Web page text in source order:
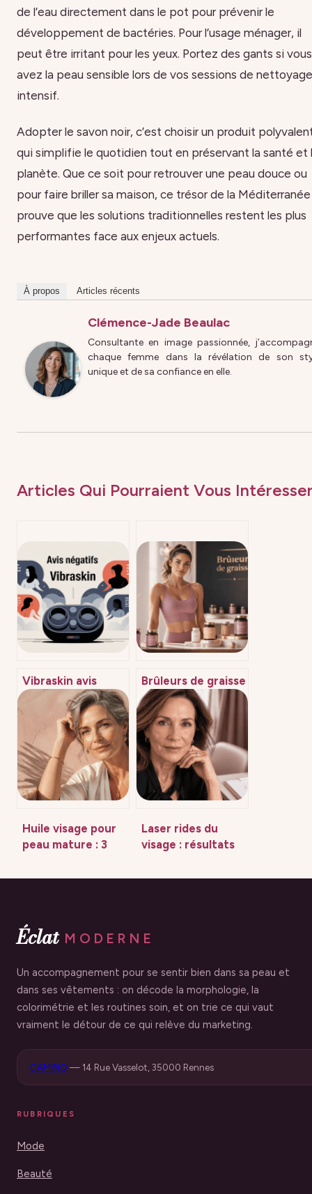
de l’eau directement dans le pot pour prévenir le
développement de bactéries. Pour l’usage ménager, il
peut être irritant pour les yeux. Portez des gants si vous
avez la peau sensible lors de vos sessions de nettoyage
intensif.
Adopter le savon noir, c’est choisir un produit
qui simplifie le quotidien tout en préservant la santé et
planète. Que ce soit pour retrouver une peau douce ou
pour faire briller sa maison, ce trésor de la Méditerranée
prouve que les solutions traditionnelles restent les plus
performantes face aux enjeux actuels.
À propos Articles récents
Clémence-Jade Beaulac
Consultante en image passionnée,
chaque femme dans la révélation de son
unique et de sa confiance en elle.
Articles Qui Pourraient Vous
Vibraskin avis
négatif : ce qu’il
faut vraiment
savoir avant
d’acheter
Brûleurs de graisse
: efficacité réelle,
risques cachés et
critères de choix
Huile visage pour
peau mature : 3
pour retrouver
Laser rides du
visage : résultats
efficacité réelle et
Éclat MODERNE
Un accompagnement pour se sentir bien dans sa peau et
dans ses vêtements : on décode la morphologie, la
colorimétrie et les routines soin, et on trie ce qui vaut
vraiment le détour de ce qui relève du marketing.
CAMINO —14 Rue Vasselot, 35000 Rennes
RUBRIQUES
Mode
Beauté